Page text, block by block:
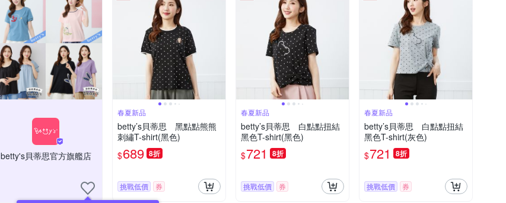
betty's貝蒂思官方旗艦店
春夏新品
betty’s貝蒂思 黑點點熊熊
刺繡T-shirt(黑色)
$689 8折
挑戰低價 券
春夏新品
betty’s貝蒂思 白點點扭結
黑色T-shirt(黑色)
$721 8折
挑戰低價 券
春夏新品
betty’s貝蒂思 白點點扭結
黑色T-shirt(灰色)
$721 8折
挑戰低價 券